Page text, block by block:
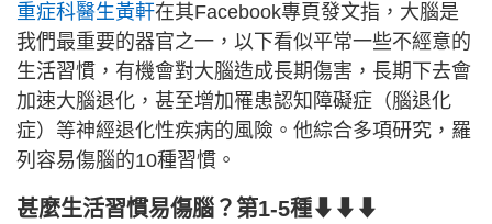
重症科醫生黃軒在其Facebook專頁發文指，大腦是
我們最重要的器官之一，以下看似平常一些不經意的
生活習慣，有機會對大腦造成長期傷害，長期下去會
加速大腦退化，甚至增加罹患認知障礙症（腦退化
症）等神經退化性疾病的風險。他綜合多項研究，羅
列容易傷腦的10種習慣。
甚麼生活習慣易傷腦？第1-5種⬇⬇⬇